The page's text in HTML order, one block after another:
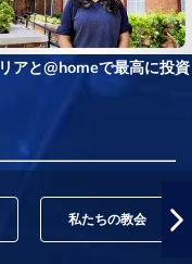
アと@homeで最高に投資
私たちの教会